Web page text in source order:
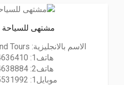
مشتهى للسياحة
الاسم بالانجليزية: Tours
هاتف1:
هاتف2:
موبايل1: